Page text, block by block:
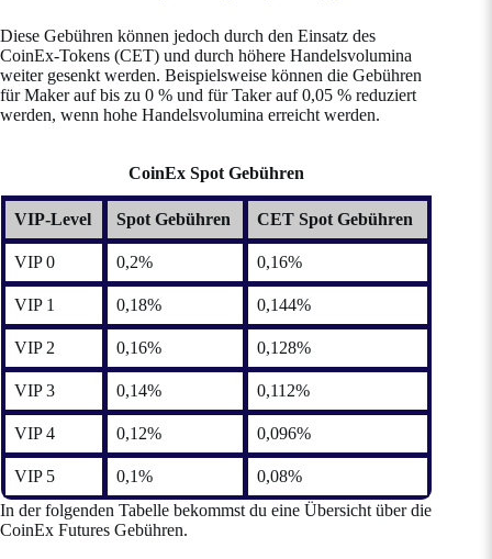
Diese Gebühren können jedoch durch den Einsatz des
CoinEx-Tokens (CET) und durch höhere Handelsvolumina
weiter gesenkt werden. Beispielsweise können die Gebühren
für Maker auf bis zu 0 % und für Taker auf 0,05 % reduziert
werden, wenn hohe Handelsvolumina erreicht werden.
CoinEx Spot Gebühren
VIP-Level Spot Gebühren CET Spot Gebühren
VIP 0 0,2% 0,16%
VIP 1 0,18% 0,144%
VIP 2 0,16% 0,128%
VIP 3 0,14% 0,112%
VIP 4 0,12% 0,096%
VIP 5 0,1%
0,08%
In der folgenden Tabelle bekommst du eine Übersicht über die
CoinEx Futures Gebühren.